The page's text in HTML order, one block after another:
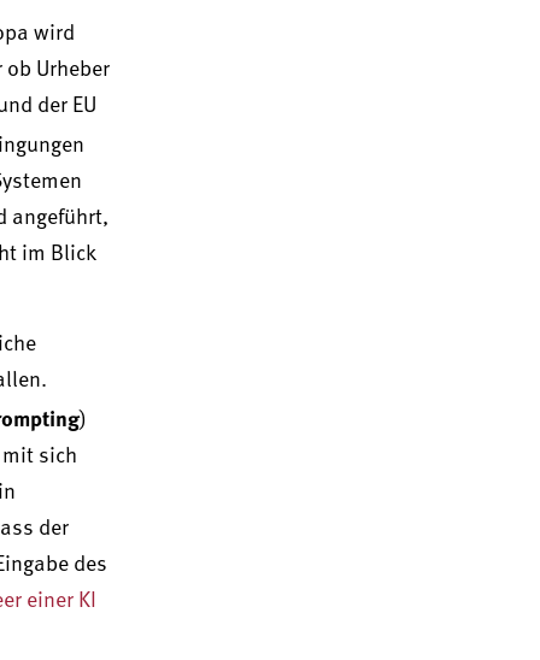
wird
Urheber
der EU
angeführt,
im Blick
)
sich
der
des
einer KI